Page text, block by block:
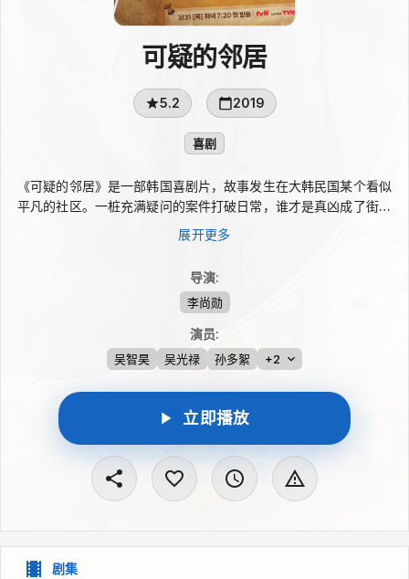
可疑的邻居
5.2 2019
喜剧
《可疑的邻居》是一部韩国喜剧片，故事发生在大韩民国某个看似
平凡的社区。一桩充满疑问的案件打破日常，谁才是真凶成了街坊
间最大的谜团。这里住着各有秘密的人：经历丰富的保安、想要复
仇的被排挤少年、总是扑克脸的地区偶像，以及疑似过着“第二人
关系被彻底搅动。
展开更多
导演:
李尚勋
演员:
吴智昊 吴光禄 孙多絮 +2
立即播放
剧集